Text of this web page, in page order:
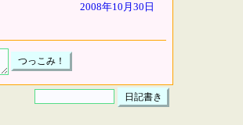
2008年10月30日